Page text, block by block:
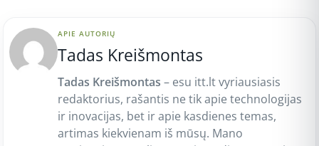
APIE AUTORIŲ
Tadas Kreišmontas
Tadas Kreišmontas – esu itt.lt vyriausiasis
redaktorius, rašantis ne tik apie technologijas
ir inovacijas, bet ir apie kasdienes temas,
artimas kiekvienam iš mūsų. Mano